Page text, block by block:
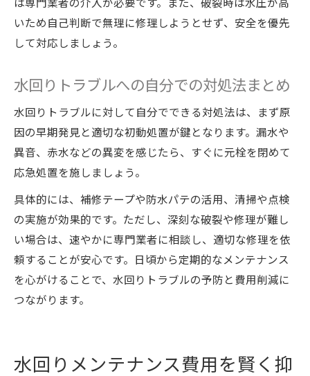
いため自己判断で無理に修理しようとせず、安全を優先
して対応しましょう。
水回りトラブルへの自分での対処法まとめ
水回りトラブルに対して自分でできる対処法は、まず原
因の早期発見と適切な初動処置が鍵となります。漏水や
異音、赤水などの異変を感じたら、すぐに元栓を閉めて
応急処置を施しましょう。
具体的には、補修テープや防水パテの活用、清掃や点検
の実施が効果的です。ただし、深刻な破裂や修理が難し
い場合は、速やかに専門業者に相談し、適切な修理を依
頼することが安心です。日頃から定期的なメンテナンス
を心がけることで、水回りトラブルの予防と費用削減に
つながります。
水回りメンテナンス費用を賢く抑